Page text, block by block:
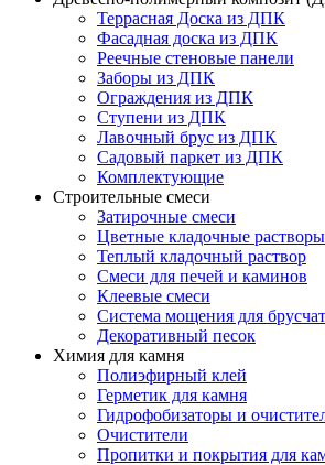
Террасная Доска из ДПК
Фасадная доска из ДПК
Реечные стеновые панели
Заборы из ДПК
Ограждения из ДПК
Ступени из ДПК
Лавочный брус из ДПК
Садовый паркет из ДПК
Комплектующие
Строительные смеси
Затирочные смеси
Цветные кладочные
Теплый кладочный раствор
Смеси для печей и каминов
Клеевые смеси
Система мощения для
Декоративный песок
Химия для камня
Полиэфирный клей
Герметик для камня
Гидрофобизаторы и
Очистители
Пропитки и покрытия для